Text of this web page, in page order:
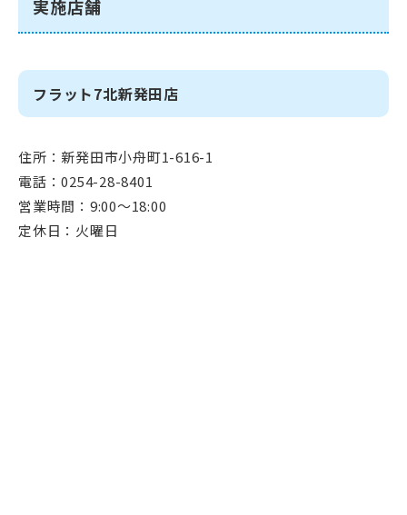
実施店舗
フラット7北新発田店
住所：新発田市小舟町1-616-1
電話：0254-28-8401
営業時間：9:00～18:00
定休日：火曜日